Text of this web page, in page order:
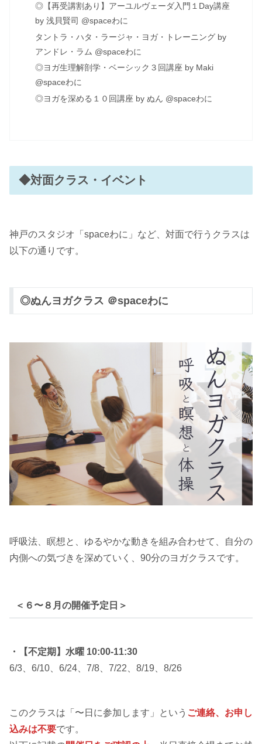
◎【再受講割あり】アーユルヴェーダ入門１Day講座
by 浅貝賢司 @spaceわに
タントラ・ハタ・ラージャ・ヨガ・トレーニング by
アンドレ・ラム @spaceわに
◎ヨガ生理解剖学・ベーシック３回講座 by Maki
@spaceわに
◎ヨガを深める１０回講座 by ぬん @spaceわに
◆対面クラス・イベント
神戸のスタジオ「spaceわに」など、対面で行うクラスは
以下の通りです。
◎ぬんヨガクラス ＠spaceわに
呼吸法、瞑想と、ゆるやかな動きを組み合わせて、自分の
内側への気づきを深めていく、90分のヨガクラスです。
＜６〜８月の開催予定日＞
・ 【不定期】水曜 10:00-11:30
6/3、6/10、6/24、7/8、7/22、8/19、8/26
このクラスは「〜日に参加します」という ご連絡、お申し
込みは不要です。